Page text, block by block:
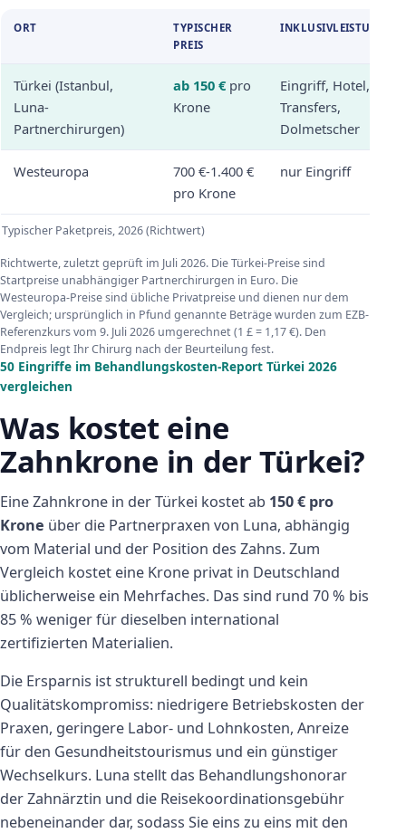
Typischer Paketpreis, 2026 (Richtwert)
ORT
TYPISCHER
PREIS
INKLUSIVLEISTUNGEN
Türkei (Istanbul,
Luna-
Partnerchirurgen)
ab 150 € pro
Krone
Eingriff, Hotel,
Transfers,
Dolmetscher
Westeuropa
700 €-1.400 €
pro Krone
nur Eingriff
Richtwerte, zuletzt geprüft im Juli 2026. Die Türkei-Preise sind
Startpreise unabhängiger Partnerchirurgen in Euro. Die
Westeuropa-Preise sind übliche Privatpreise und dienen nur dem
Vergleich; ursprünglich in Pfund genannte Beträge wurden zum EZB-
Referenzkurs vom 9. Juli 2026 umgerechnet (1 £ = 1,17 €). Den
Endpreis legt Ihr Chirurg nach der Beurteilung fest.
50 Eingriffe im Behandlungskosten-Report Türkei 2026
vergleichen
Was kostet eine
Zahnkrone in der Türkei?
Eine Zahnkrone in der Türkei kostet ab 150 € pro
Krone über die Partnerpraxen von Luna, abhängig
vom Material und der Position des Zahns. Zum
Vergleich kostet eine Krone privat in Deutschland
üblicherweise ein Mehrfaches. Das sind rund 70 % bis
85 % weniger für dieselben international
zertifizierten Materialien.
Die Ersparnis ist strukturell bedingt und kein
Qualitätskompromiss: niedrigere Betriebskosten der
Praxen, geringere Labor- und Lohnkosten, Anreize
für den Gesundheitstourismus und ein günstiger
Wechselkurs. Luna stellt das Behandlungshonorar
der Zahnärztin und die Reisekoordinationsgebühr
nebeneinander dar, sodass Sie eins zu eins mit den